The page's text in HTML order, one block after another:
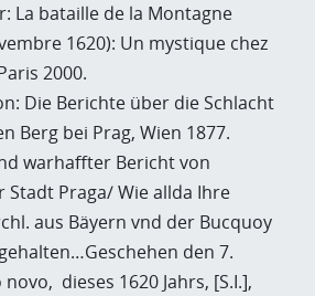
La bataille de la Montagne
1620): Un mystique chez
2000.
Die Berichte über die Schlacht
Berg bei Prag, Wien 1877.
warhaffter Bericht von
Stadt Praga/ Wie allda Ihre
aus Bäyern vnd der Bucquoy
den 7.
dieses 1620 Jahrs, [S.I.],